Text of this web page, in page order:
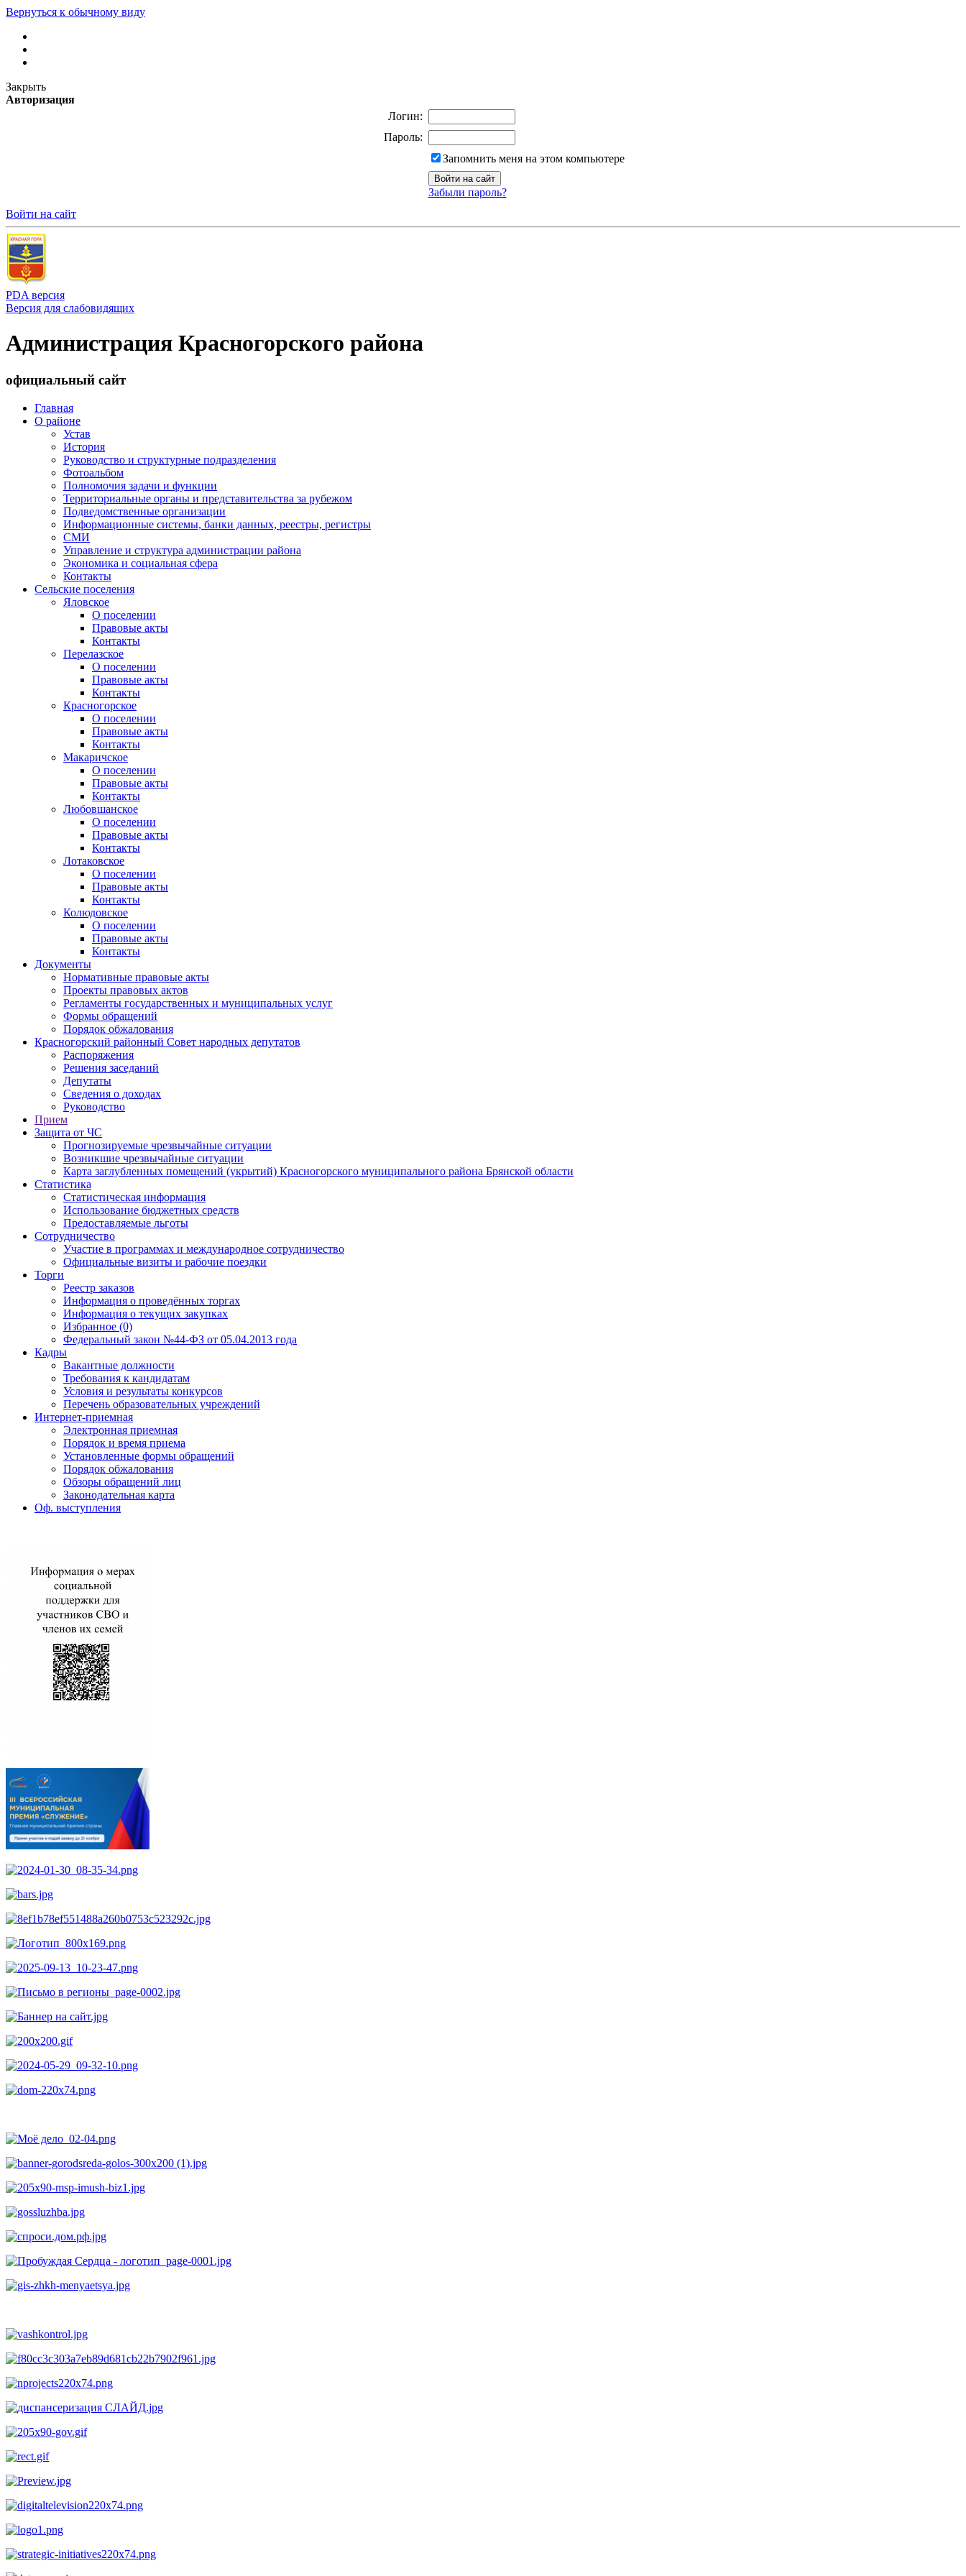
Вернуться к обычному виду
Закрыть
Авторизация
Логин:
Пароль:
Запомнить меня на этом компьютере
Забыли пароль?
Войти на сайт
PDA версия
Версия для слабовидящих
Администрация Красногорского района
официальный сайт
Главная
О районе
Устав
История
Руководство и структурные подразделения
Фотоальбом
Полномочия задачи и функции
Территориальные органы и представительства за рубежом
Подведомственные организации
Информационные системы, банки данных, реестры, регистры
СМИ
Управление и структура администрации района
Экономика и социальная сфера
Контакты
Сельские поселения
Яловское
О поселении
Правовые акты
Контакты
Перелазское
О поселении
Правовые акты
Контакты
Красногорское
О поселении
Правовые акты
Контакты
Макаричское
О поселении
Правовые акты
Контакты
Любовшанское
О поселении
Правовые акты
Контакты
Лотаковское
О поселении
Правовые акты
Контакты
Колюдовское
О поселении
Правовые акты
Контакты
Документы
Нормативные правовые акты
Проекты правовых актов
Регламенты государственных и муниципальных услуг
Формы обращений
Порядок обжалования
Красногорский районный Совет народных депутатов
Распоряжения
Решения заседаний
Депутаты
Сведения о доходах
Руководство
Прием
Защита от ЧС
Прогнозируемые чрезвычайные ситуации
Возникшие чрезвычайные ситуации
Карта заглубленных помещений (укрытий) Красногорского муниципального района Брянской области
Статистика
Статистическая информация
Использование бюджетных средств
Предоставляемые льготы
Сотрудничество
Участие в программах и международное сотрудничество
Официальные визиты и рабочие поездки
Торги
Реестр заказов
Информация о проведённых торгах
Информация о текущих закупках
Избранное (0)
Федеральный закон №44-ФЗ от 05.04.2013 года
Кадры
Вакантные должности
Требования к кандидатам
Условия и результаты конкурсов
Перечень образовательных учреждений
Интернет-приемная
Электронная приемная
Порядок и время приема
Установленные формы обращений
Порядок обжалования
Обзоры обращений лиц
Законодательная карта
Оф. выступления